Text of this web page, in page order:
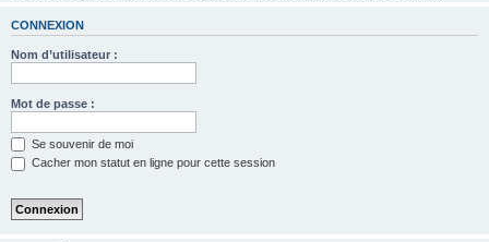
CONNEXION
Nom d’utilisateur :
Mot de passe :
Se souvenir de moi
Cacher mon statut en ligne pour cette session